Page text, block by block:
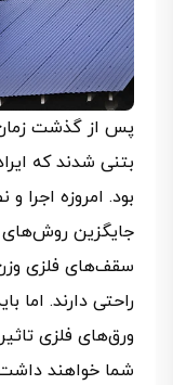
پس از گذشت
بتنی شدند که
بود. امروزه
جایگزین
سقف‌های فلزی
راحتی دارند. اما
ورق‌های فلزی
شما خواهند داشت.